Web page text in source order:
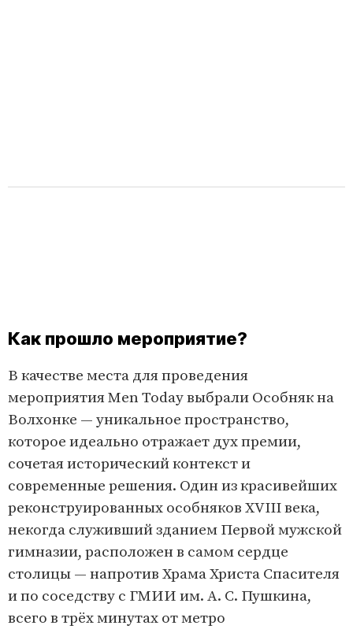
Как прошло мероприятие?
В качестве места для проведения
мероприятия Men Today выбрали Особняк на
Волхонке — уникальное пространство,
которое идеально отражает дух премии,
сочетая исторический контекст и
современные решения. Один из красивейших
реконструированных особняков XVIII века,
некогда служивший зданием Первой мужской
гимназии, расположен в самом сердце
столицы — напротив Храма Христа Спасителя
и по соседству с ГМИИ им. А. С. Пушкина,
всего в трёх минутах от метро